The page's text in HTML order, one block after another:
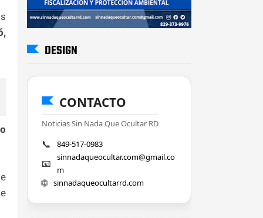
DESIGN
CONTACTO
Noticias Sin Nada Que Ocultar RD
📞 849-517-0983
📧
sinnadaqueocultar.com@gmail.co
m
🌐 sinnadaqueocultarrd.com